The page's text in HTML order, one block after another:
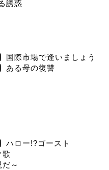
誘惑
国際市場で逢いましょう
ある母の復讐
ハロー!?ゴースト
歌
～